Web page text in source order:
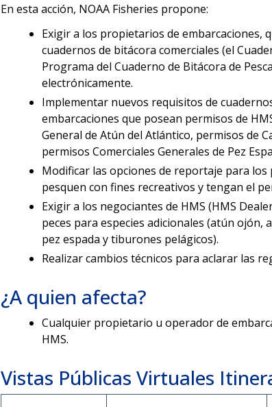
En esta acción, NOAA Fisheries propone:
Exigir a los propietarios de
cuadernos de bitácora comerciales (el
Programa del Cuaderno de Bitácora de
electrónicamente.
Implementar nuevos requisitos de
embarcaciones que posean permisos de
General de Atún del Atlántico, permisos de
permisos Comerciales Generales de Pez
Modificar las opciones de reportaje para
pesquen con fines recreativos y tengan el
Exigir a los negociantes de HMS (HMS
peces para especies adicionales (atún
pez espada y tiburones pelágicos).
Realizar cambios técnicos para aclarar las
¿A quien afecta?
Cualquier propietario u operador de
HMS.
Vistas Públicas Virtuales